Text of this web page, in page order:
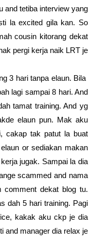
and tetiba interview yang
la excited gila kan. So
cousin kitorang dekat
pergi kerja naik LRT je.
3 hari tanpa elaun. Bila
lagi sampai 8 hari. And
tamat training. And yg
elaun pun. Mak aku
cakap tak patut la buat
or sediakan makan
jugak. Sampai la dia
scammed and nama
comment dekat blog tu.
dah 5 hari training. Pagi
kakak aku ckp je dia
and manager dia relax je.